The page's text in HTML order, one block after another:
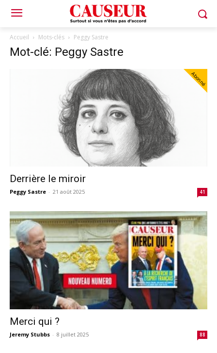
Accueil Mots-clés Peggy Sastre
Mot-clé: Peggy Sastre
Abonné
Derrière le miroir
Peggy Sastre - 21 août 2025 41
Merci qui ?
Jeremy Stubbs - 8 juillet 2025 88